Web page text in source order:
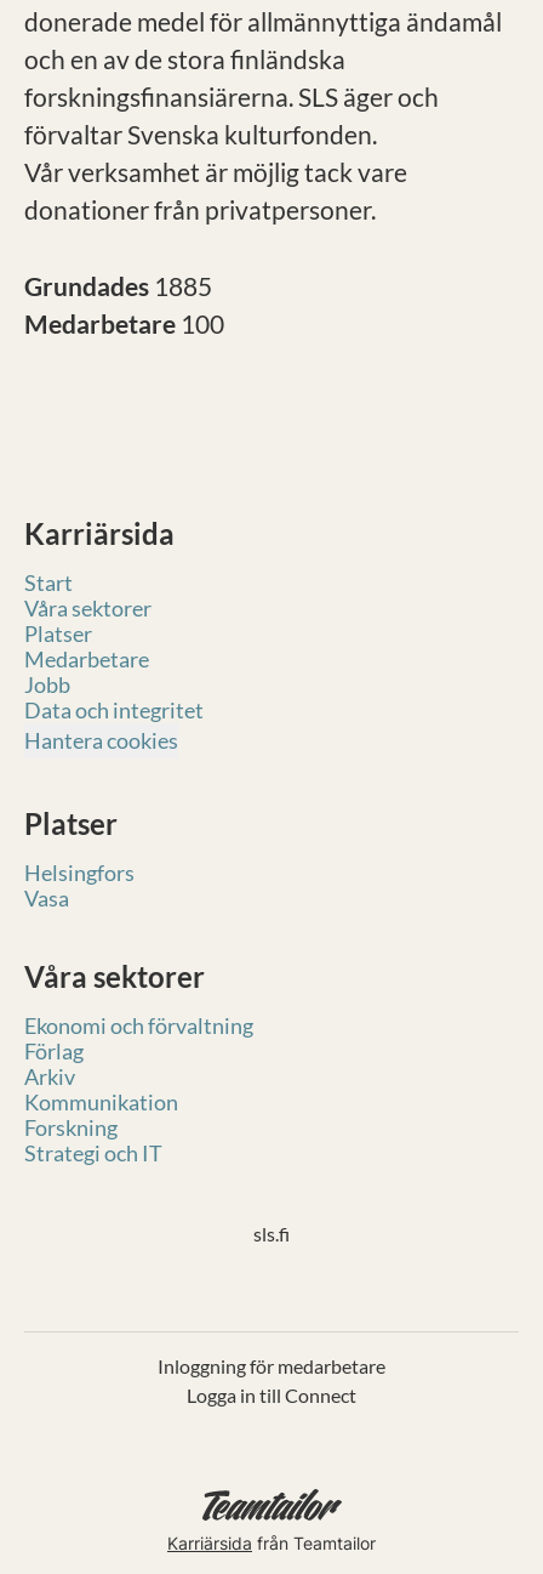
donerade medel för allmännyttiga ändamål
och en av de stora finländska
forskningsfinansiärerna. SLS äger och
förvaltar Svenska kulturfonden.
Vår verksamhet är möjlig tack vare
donationer från privatpersoner.
Grundades 1885
Medarbetare 100
Karriärsida
Start
Våra sektorer
Platser
Medarbetare
Jobb
Data och integritet
Hantera cookies
Platser
Helsingfors
Vasa
Våra sektorer
Ekonomi och förvaltning
Förlag
Arkiv
Kommunikation
Forskning
Strategi och IT
sls.fi
Inloggning för medarbetare
Logga in till Connect
Karriärsida från Teamtailor